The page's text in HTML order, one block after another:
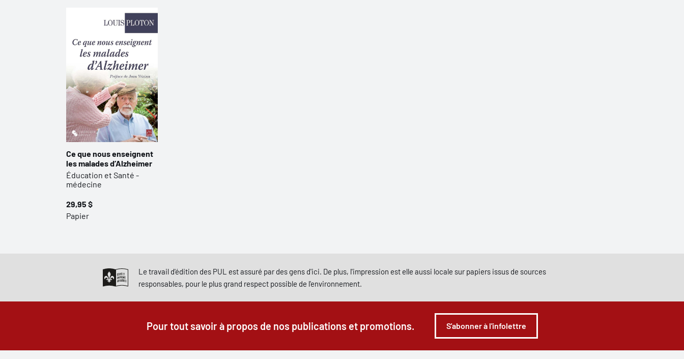
Ce que nous enseignent
les malades d’Alzheimer
Éducation et Santé -
médecine
29,95 $
Papier
Le travail d'édition des PUL est assuré par des gens d'ici. De plus, l'impression est elle aussi locale sur papiers issus de sources
responsables, pour le plus grand respect possible de l'environnement.
Pour tout savoir à propos de nos publications et promotions. S'abonner à l'infolettre